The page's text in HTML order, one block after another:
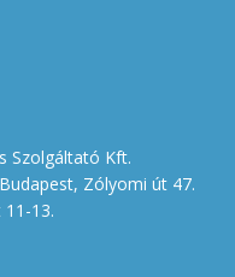
Szolgáltató Kft.
Zólyomi út 47.
13.